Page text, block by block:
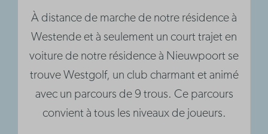
À distance de marche de notre résidence à
Westende et à seulement un court trajet en
voiture de notre résidence à Nieuwpoort se
trouve Westgolf, un club charmant et animé
avec un parcours de 9 trous. Ce parcours
convient à tous les niveaux de joueurs.